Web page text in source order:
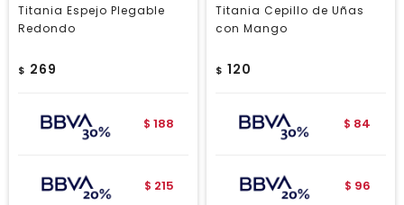
Titania Espejo Plegable
Redondo
$ 269
$ 188
$ 215
Titania Cepillo de Uñas
con Mango
$ 120
$ 84
$ 96